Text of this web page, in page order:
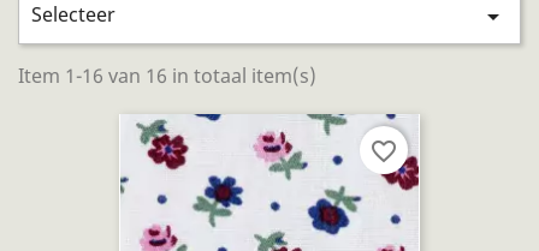
Selecteer 
Item 1-16 van 16 in totaal item(s)
favorite_border